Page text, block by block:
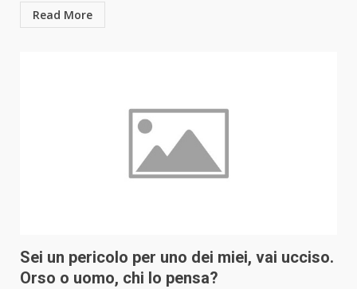
Read More
Sei un pericolo per uno dei miei, vai ucciso.
Orso o uomo, chi lo pensa?